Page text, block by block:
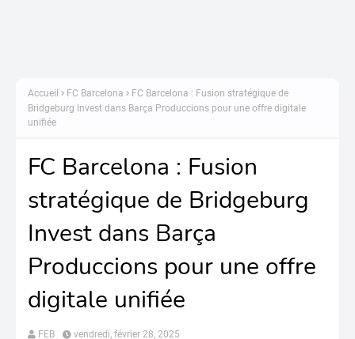
Accueil FC Barcelona
FC Barcelona : Fusion stratégique de
Bridgeburg Invest dans Barça Produccions pour une offre digitale
unifiée
FC Barcelona : Fusion
stratégique de Bridgeburg
Invest dans Barça
Produccions pour une offre
digitale unifiée
FEB vendredi, février 28, 2025